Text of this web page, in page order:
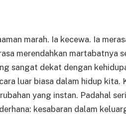
marah. Ia kecewa. Ia
merendahkan martabatnya
sangat dekat dengan
luar biasa dalam hidup kita.
yang instan. Padahal
kesabaran dalam